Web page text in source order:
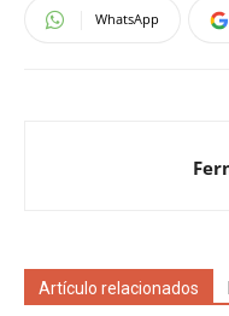
WhatsApp
Artículo relacionados